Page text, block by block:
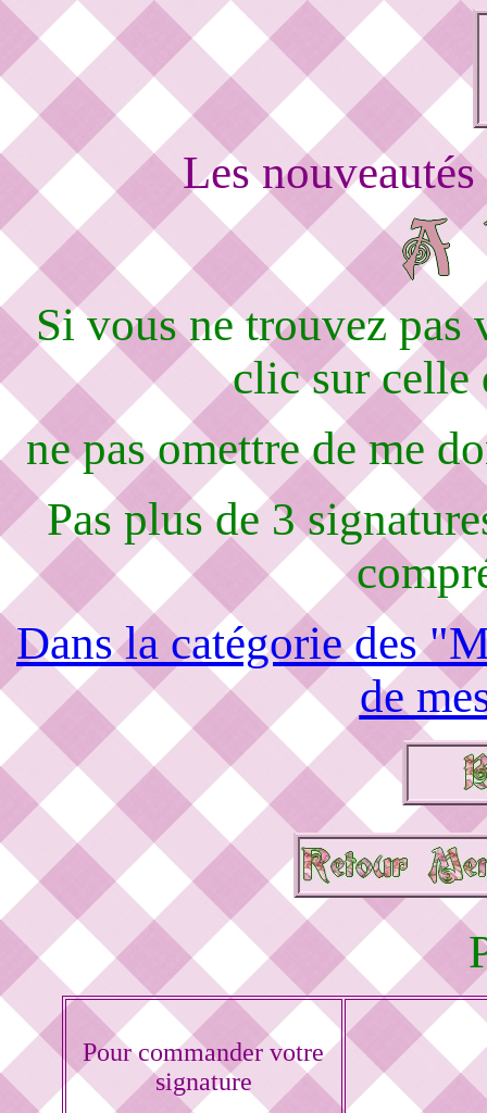
Les
Si vous ne trouvez pas
clic sur celle
ne pas omettre de me
Pas plus de 3
Dans la catégorie des
de
Pour commander votre
signature